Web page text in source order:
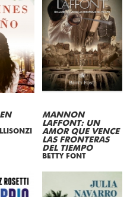
MANNON
LAFFONT: UN
AMOR QUE VENCE
LAS FRONTERAS
DEL TIEMPO
BETTY FONT